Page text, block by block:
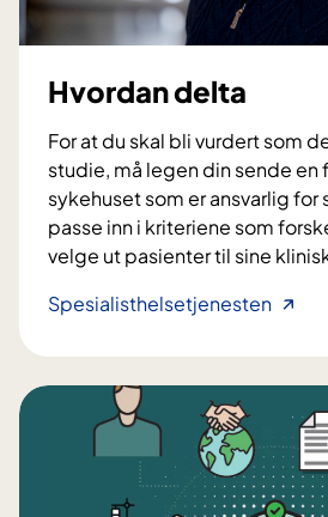
a
?
Hvordan delta
For at du skal bli vurdert som
studie, må legen din sende
sykehuset som er ansvarlig for
passe inn i kriteriene som
velge ut pasienter til sine
SpesialisthelsetjenestenH
o
r
a
n
d